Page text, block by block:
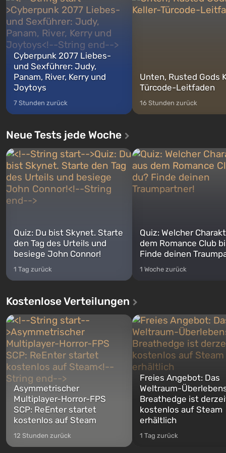
zwischen denen Sie jederzeit
wechse...
auf Amerika geöffnet wird.
Cyberpunk 2077 Liebes-
und Sexführer: Judy,
Panam, River, Kerry und
Joytoys
7 Stunden zurück
Unten, Rusted Gods
Türcode-Leitfaden
16 Stunden zurück
Neue Tests jede Woche
Quiz: Du bist Skynet. Starte
den Tag des Urteils und
besiege John Connor!
1 Tag zurück
Quiz: Welcher
dem Romance Club
Finde deinen
1 Woche zurück
Kostenlose Verteilungen
Asymmetrischer
Multiplayer-Horror-FPS
SCP: ReEnter startet
kostenlos auf Steam
12 Stunden zurück
Freies Angebot: Das
Weltraum-
Breathedge ist
kostenlos auf Steam
erhältlich
1 Tag zurück